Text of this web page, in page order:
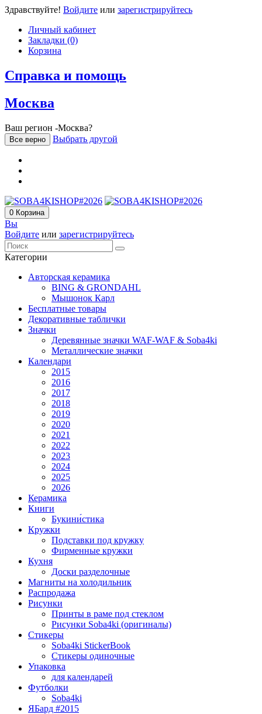
Здравствуйте! Войдите или зарегистрируйтесь
Личный кабинет
Закладки (0)
Корзина
Справка и помощь
Москва
Ваш регион -Москва?
Все верно Выбрать другой
0 Корзина
Вы
Войдите или зарегистрируйтесь
Категории
Авторская керамика
BING & GRONDAHL
Мышонок Карл
Бесплатные товары
Декоративные таблички
Значки
Деревянные значки WAF-WAF & Soba4ki
Металлические значки
Календари
2015
2016
2017
2018
2019
2020
2021
2022
2023
2024
2025
2026
Керамика
Книги
Букини́стика
Кружки
Подставки под кружку
Фирменные кружки
Кухня
Доски разделочные
Магниты на холодильник
Распродажа
Рисунки
Принты в раме под стеклом
Рисунки Soba4ki (оригиналы)
Стикеры
Soba4ki StickerBook
Стикеры одиночные
Упаковка
для календарей
Футболки
Soba4ki
ЯБард #2015